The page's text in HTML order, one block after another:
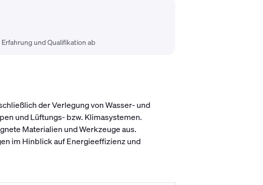
und Qualifikation ab
der Verlegung von Wasser- und
und Lüftungs- bzw. Klimasystemen.
Materialien und Werkzeuge aus.
im Hinblick auf Energieeffizienz und